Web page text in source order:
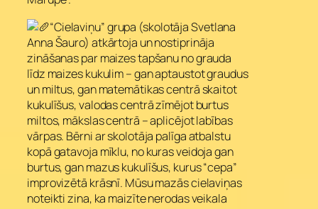
“Cielaviņu” grupa (skolotāja Svetlana
Anna Šauro) atkārtoja un nostiprināja
zināšanas par maizes tapšanu no grauda
līdz maizes kukulim – gan aptaustot graudus
un miltus, gan matemātikas centrā skaitot
kukulīšus, valodas centrā zīmējot burtus
miltos, mākslas centrā – aplicējot labības
vārpas. Bērni ar skolotāja palīga atbalstu
kopā gatavoja mīklu, no kuras veidoja gan
burtus, gan mazus kukulīšus, kurus “cepa”
improvizētā krāsnī. Mūsu mazās cielaviņas
noteikti zina, ka maizīte nerodas veikala